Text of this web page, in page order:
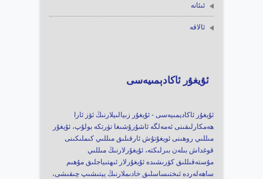
ئىئانە
ئالاقە
ئۇيغۇر ئاكادېمىيەسى
ئۇيغۇر ئاكادېمىيەسى - ئۇيغۇر زىيالىيلارنىڭ ئۆز ئارا
ھەمكارلىقىنى ئەمەلگە ئاشۇرۇشىغا تۈرتكە بولۇپ، ئۇيغۇر
مىللىي روھىنى ئويغۇتۇش ئارقىلىق مىللىي كىملىكىنى
قوغداش بىلەن بىرلىكتە، ئۇيغۇرلارنىڭ مىللىي
مۇستەقىللىق كۆرىشىدە ئۇيغۇرلار ئىھتىياجلىق مۇھىم
ساھەلەردە ئىختىساسلىق خادىملارنىڭ يېتىشىپ چىقىشى،